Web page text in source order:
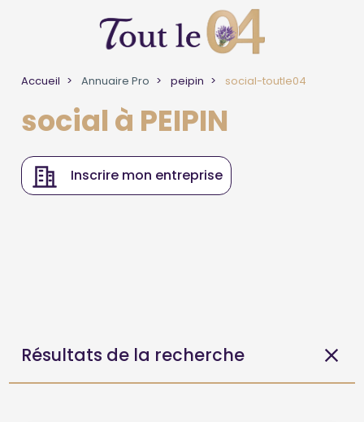
Accueil Annuaire Pro peipin social-toutle04
social à PEIPIN
Inscrire mon entreprise
Résultats de la recherche